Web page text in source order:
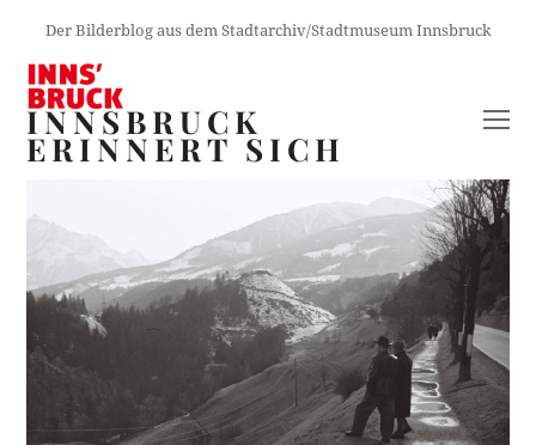
Der Bilderblog aus dem Stadtarchiv/Stadtmuseum Innsbruck
INNSBRUCK
ERINNERT SICH